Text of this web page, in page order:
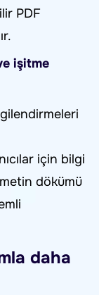
PDF
işitme
için bilgi
dökümü
daha